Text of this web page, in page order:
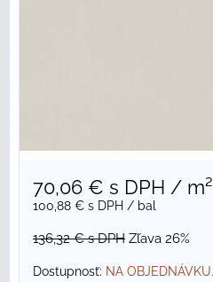
70,06 € s DPH / m²
100,88 € s DPH / bal
136,32 €s DPH Zľava 26%
Dostupnosť: NA